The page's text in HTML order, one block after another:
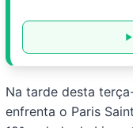
Na tarde desta
enfrenta o Paris